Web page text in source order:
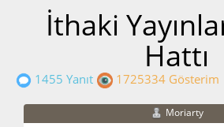
İthaki
Hattı
1455 Yanıt 1725334 Gösterim
Moriarty